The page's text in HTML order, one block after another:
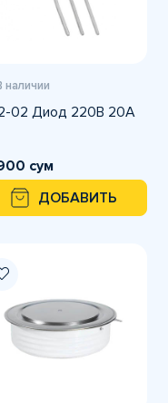
наличии
02 Диод 220В 20A
сум
ДОБАВИТЬ